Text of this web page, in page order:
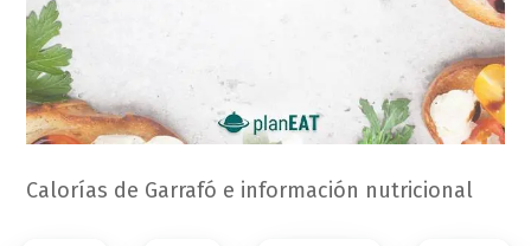
Calorías de Garrafó e información nutricional